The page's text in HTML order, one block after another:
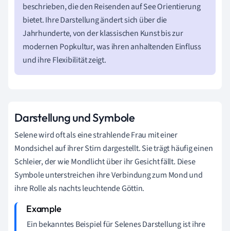
beschrieben, die den Reisenden auf See Orientierung
bietet. Ihre Darstellung ändert sich über die
Jahrhunderte, von der klassischen Kunst bis zur
modernen Popkultur, was ihren anhaltenden Einfluss
und ihre Flexibilität zeigt.
Darstellung und Symbole
Selene wird oft als eine strahlende Frau mit einer
Mondsichel auf ihrer Stirn dargestellt. Sie trägt häufig einen
Schleier, der wie Mondlicht über ihr Gesicht fällt. Diese
Symbole unterstreichen ihre Verbindung zum Mond und
ihre Rolle als nachts leuchtende Göttin.
Ein bekanntes Beispiel für Selenes Darstellung ist ihre